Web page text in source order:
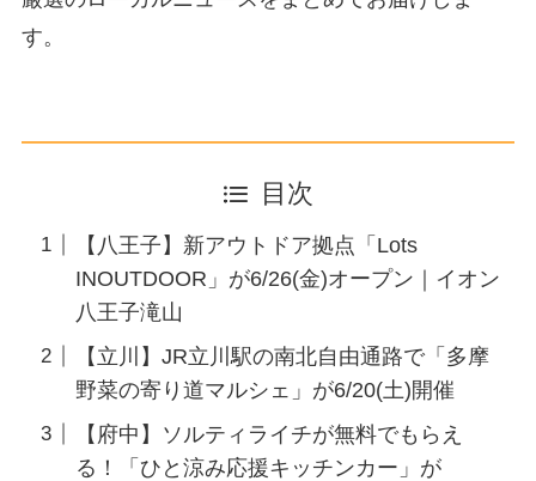
す。
目次
【八王子】新アウトドア拠点「Lots
INOUTDOOR」が6/26(金)オープン｜イオン
八王子滝山
【立川】JR立川駅の南北自由通路で「多摩
野菜の寄り道マルシェ」が6/20(土)開催
【府中】ソルティライチが無料でもらえ
る！「ひと涼み応援キッチンカー」が